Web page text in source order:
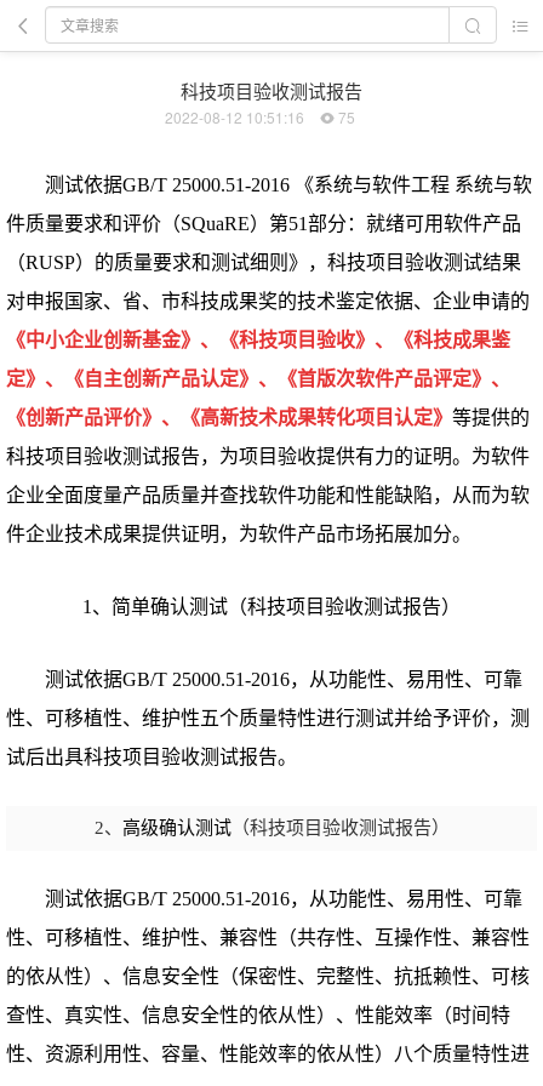
科技项目验收测试报告
2022-08-12 10:51:16 75
测试依据GB/T 25000.51-2016 《系统与软件工程 系统与软
件质量要求和评价（SQuaRE）第51部分：就绪可用软件产品
（RUSP）的质量要求和测试细则》，科技项目验收测试结果
对申报国家、省、市科技成果奖的技术鉴定依据、企业申请的
《中小企业创新基金》、《科技项目验收》、《科技成果鉴
定》、《自主创新产品认定》、《首版次软件产品评定》、
《创新产品评价》、《高新技术成果转化项目认定》 等提供的
科技项目验收测试报告，为项目验收提供有力的证明。为软件
企业全面度量产品质量并查找软件功能和性能缺陷，从而为软
件企业技术成果提供证明，为软件产品市场拓展加分。
1、 简单确认测试（科技项目验收测试报告）
测试依据GB/T 25000.51-2016，从功能性、易用性、可靠
性、可移植性、维护性五个质量特性进行测试并给予评价，测
试后出具科技项目验收测试报告。
2、 高级确认测试（科技项目验收测试报告）
测试依据GB/T 25000.51-2016，从功能性、易用性、可靠
性、可移植性、维护性、兼容性（共存性、互操作性、兼容性
的依从性）、信息安全性（保密性、完整性、抗抵赖性、可核
查性、真实性、信息安全性的依从性）、性能效率（时间特
性、资源利用性、容量、性能效率的依从性）八个质量特性进